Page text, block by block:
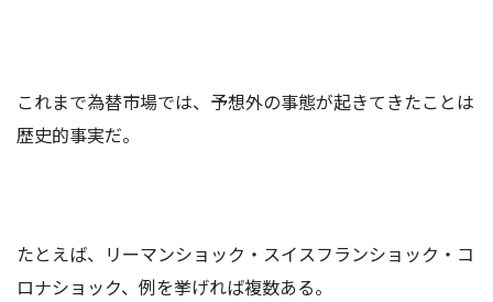
これまで為替市場では、予想外の事態が起きてきたことは
歴史的事実だ。
たとえば、リーマンショック・スイスフランショック・コ
ロナショック、例を挙げれば複数ある。